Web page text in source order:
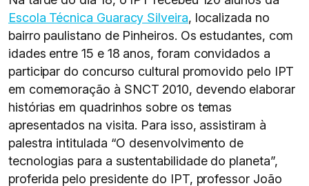
Escola Técnica Guaracy Silveira, localizada no
bairro paulistano de Pinheiros. Os estudantes, com
idades entre 15 e 18 anos, foram convidados a
participar do concurso cultural promovido pelo IPT
em comemoração à SNCT 2010, devendo elaborar
histórias em quadrinhos sobre os temas
apresentados na visita. Para isso, assistiram à
palestra intitulada “O desenvolvimento de
tecnologias para a sustentabilidade do planeta”,
proferida pelo presidente do IPT, professor João